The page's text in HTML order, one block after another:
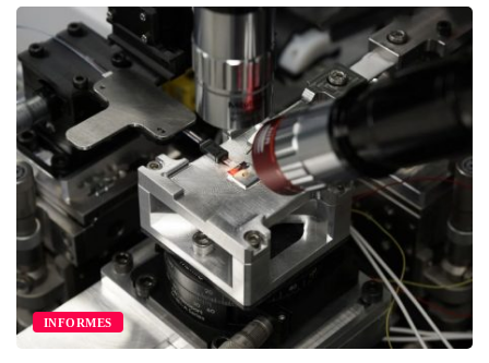
INFORMES